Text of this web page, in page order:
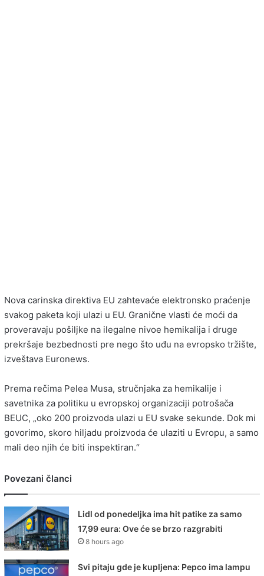
Nova carinska direktiva EU zahtevaće elektronsko praćenje
svakog paketa koji ulazi u EU. Granične vlasti će moći da
proveravaju pošiljke na ilegalne nivoe hemikalija i druge
prekršaje bezbednosti pre nego što uđu na evropsko tržište,
izveštava Euronews.
Prema rečima Pelea Musa, stručnjaka za hemikalije i
savetnika za politiku u evropskoj organizaciji potrošača
BEUC, „oko 200 proizvoda ulazi u EU svake sekunde. Dok mi
govorimo, skoro hiljadu proizvoda će ulaziti u Evropu, a samo
mali deo njih će biti inspektiran.“
Povezani članci
Lidl od ponedeljka ima hit patike za samo
17,99 eura: Ove će se brzo razgrabiti
8 hours ago
Svi pitaju gde je kupljena: Pepco ima lampu